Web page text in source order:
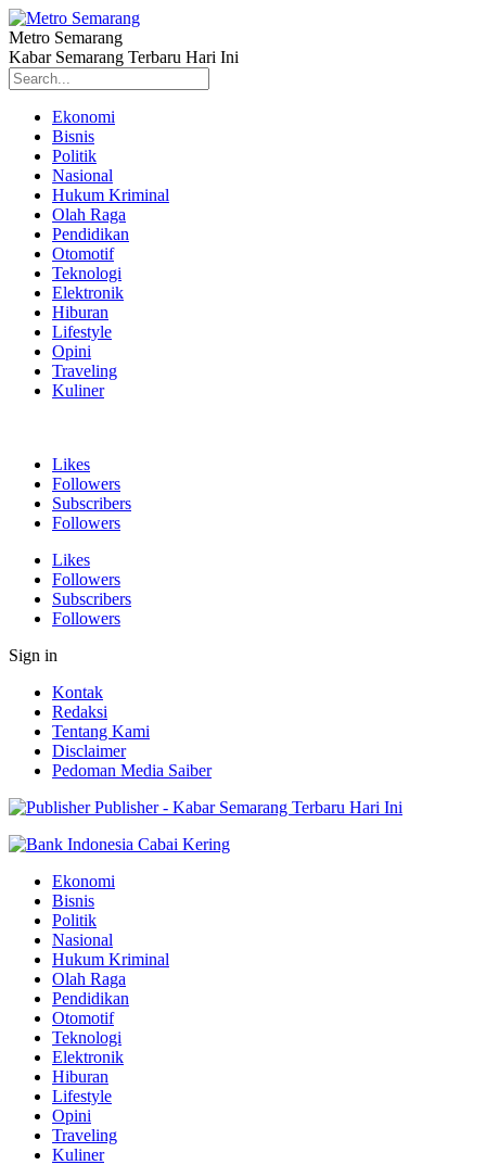
Metro Semarang
Kabar Semarang Terbaru Hari Ini
Ekonomi
Bisnis
Politik
Nasional
Hukum Kriminal
Olah Raga
Pendidikan
Otomotif
Teknologi
Elektronik
Hiburan
Lifestyle
Opini
Traveling
Kuliner
Likes
Followers
Subscribers
Followers
Likes
Followers
Subscribers
Followers
Sign in
Kontak
Redaksi
Tentang Kami
Disclaimer
Pedoman Media Saiber
Publisher - Kabar Semarang Terbaru Hari Ini
Ekonomi
Bisnis
Politik
Nasional
Hukum Kriminal
Olah Raga
Pendidikan
Otomotif
Teknologi
Elektronik
Hiburan
Lifestyle
Opini
Traveling
Kuliner